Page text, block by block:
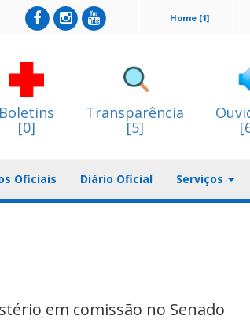
Home [1]
Boletins
[0]
Transparência
[5]
Oficiais Diário Oficial Serviços
em comissão no Senado